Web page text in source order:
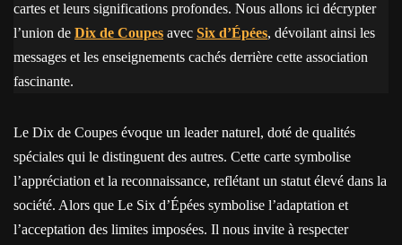
cartes et leurs significations profondes. Nous allons ici décrypter
l’union de Dix de Coupes avec Six d’Épées, dévoilant ainsi les
messages et les enseignements cachés derrière cette association
fascinante.
Le Dix de Coupes évoque un leader naturel, doté de qualités
spéciales qui le distinguent des autres. Cette carte symbolise
l’appréciation et la reconnaissance, reflétant un statut élevé dans la
société. Alors que Le Six d’Épées symbolise l’adaptation et
l’acceptation des limites imposées. Il nous invite à respecter